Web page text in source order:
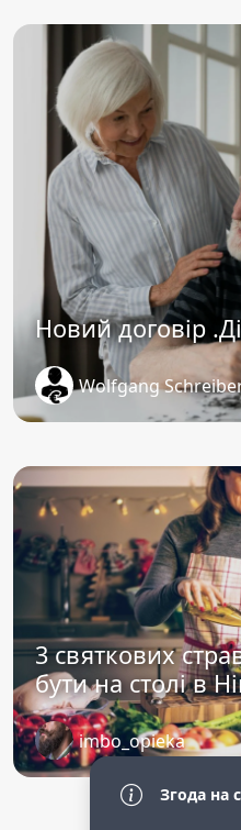
Новий договір
Wolfgang
3 святкових
бути на столі в
imbo_opieka
Згода на